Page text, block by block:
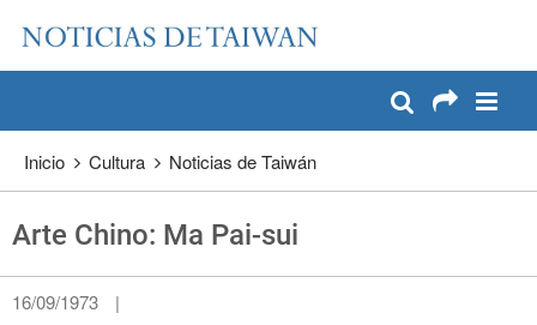
Pase a contenido principal
Inicio Cultura Noticias de Taiwán
Arte Chino: Ma Pai-sui
16/09/1973 |